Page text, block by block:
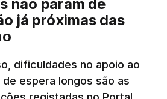
não param de
já próximas das
dificuldades no apoio ao
espera longos são as